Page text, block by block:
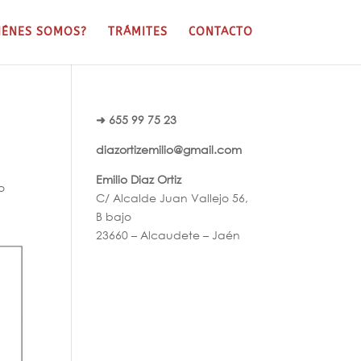
SOMOS? TRÁMITES CONTACTO
➜ 655 99 75 23
diazortizemilio@gmail.com
Emilio Diaz Ortiz
C/ Alcalde Juan Vallejo 56,
B bajo
23660 – Alcaudete – Jaén